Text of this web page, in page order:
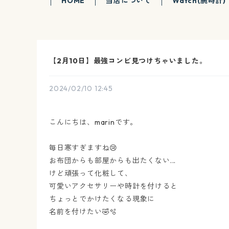
【2月10日】最強コンビ見つけちゃいました。
2024/02/10 12:45
こんにちは、marinです。
毎日寒すぎますね😢
お布団からも部屋からも出たくない...
けど頑張って化粧して、
可愛いアクセサリーや時計を付けると
ちょっとでかけたくなる現象に
名前を付けたい🤣🫧